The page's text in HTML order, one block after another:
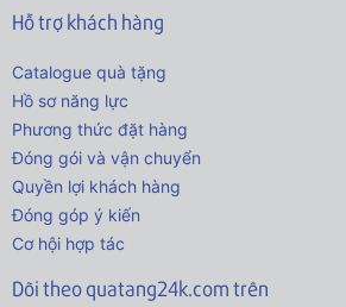
Hỗ trợ khách hàng
Catalogue quà tặng
Hồ sơ năng lực
Phương thức đặt hàng
Đóng gói và vận chuyển
Quyền lợi khách hàng
Đóng góp ý kiến
Cơ hội hợp tác
Dõi theo quatang24k.com trên